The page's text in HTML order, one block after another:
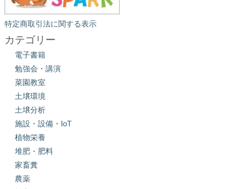
特定商取引法に関する表示
カテゴリー
電子書籍
勉強会・講演
菜園教室
土壌環境
土壌分析
施設・設備・IoT
植物栄養
堆肥・肥料
家畜糞
農薬